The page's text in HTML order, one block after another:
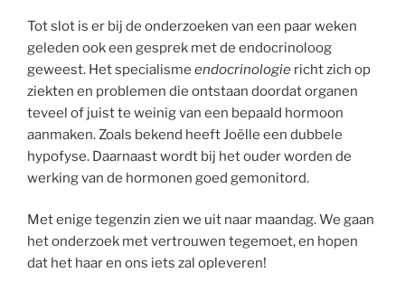
Tot slot is er bij de onderzoeken van een paar weken
geleden ook een gesprek met de endocrinoloog
geweest. Het specialisme endocrinologie richt zich op
ziekten en problemen die ontstaan doordat organen
teveel of juist te weinig van een bepaald hormoon
aanmaken. Zoals bekend heeft Joëlle een dubbele
hypofyse. Daarnaast wordt bij het ouder worden de
werking van de hormonen goed gemonitord.
Met enige tegenzin zien we uit naar maandag. We gaan
het onderzoek met vertrouwen tegemoet, en hopen
dat het haar en ons iets zal opleveren!